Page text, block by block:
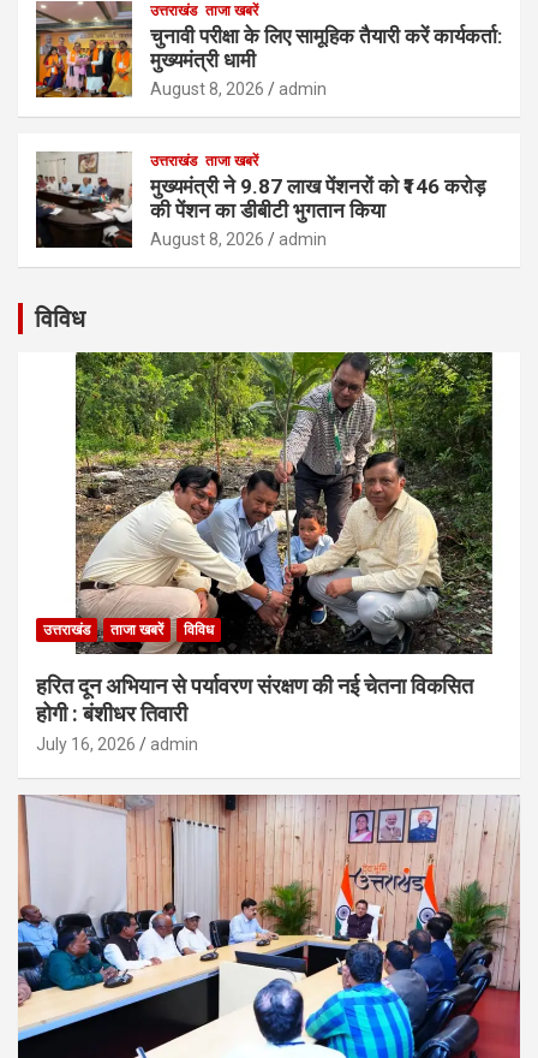
उत्तराखंड ताजा खबरें
चुनावी परीक्षा के लिए सामूहिक तैयारी करें कार्यकर्ता:
मुख्यमंत्री धामी
August 8, 2026 admin
उत्तराखंड ताजा खबरें
मुख्यमंत्री ने 9.87 लाख पेंशनरों को ₹146 करोड़
की पेंशन का डीबीटी भुगतान किया
August 8, 2026 admin
विविध
उत्तराखंड ताजा खबरें विविध
हरित दून अभियान से पर्यावरण संरक्षण की नई चेतना विकसित
होगी : बंशीधर तिवारी
July 16, 2026 admin